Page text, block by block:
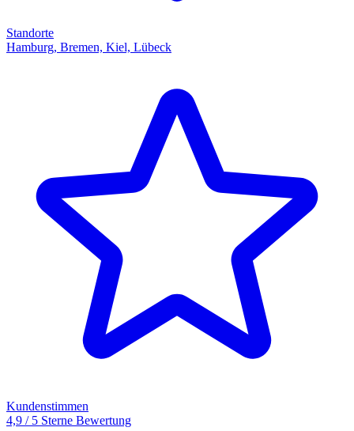
Standorte
Hamburg, Bremen, Kiel, Lübeck
Kundenstimmen
4,9 / 5 Sterne Bewertung